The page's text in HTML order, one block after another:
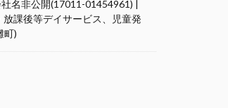
名非公開(17011-01454961) |
放課後等デイサービス、児童発
町)